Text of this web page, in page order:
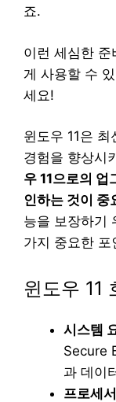
죠.
이런 세심한 준
게 사용할 수
세요!
윈도우 11은
경험을 향상시
우 11으로의 업
인하는 것이 중
능을 보장하기
가지 중요한 포
윈도우 11
시스템
Secure
과 데이
프로세서